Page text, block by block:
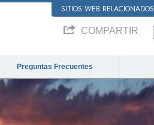
SITIOS WEB RELACIONADOS
COMPARTIR
Preguntas Frecuentes